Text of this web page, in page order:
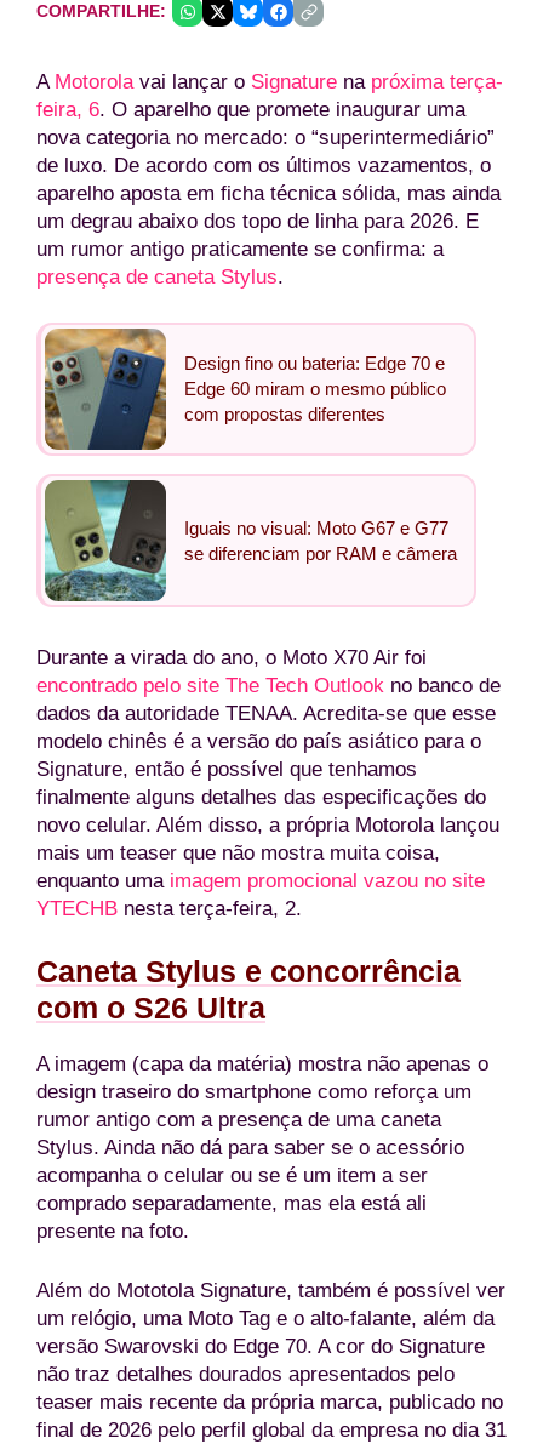
COMPARTILHE:
A Motorolavai lançar o Signature na próxima terça-
feira, 6. O aparelho que promete inaugurar uma
nova categoria no mercado: o “superintermediário”
de luxo. De acordo com os últimos vazamentos, o
aparelho aposta em ficha técnica sólida, mas ainda
um degrau abaixo dos topo de linha para 2026. E
um rumor antigo praticamente se confirma: a
presença de caneta Stylus.
Design fino ou bateria: Edge 70 e
Edge 60 miram o mesmo público
com propostas diferentes
Iguais no visual: Moto G67 e G77
se diferenciam por RAM e câmera
Durante a virada do ano, o Moto X70 Air foi
encontrado pelo site The Tech Outlook no banco de
dados da autoridade TENAA. Acredita-se que esse
modelo chinês é a versão do país asiático para o
Signature, então é possível que tenhamos
finalmente alguns detalhes das especificações do
novo celular. Além disso, a própria Motorola lançou
mais um teaser que não mostra muita coisa,
enquanto uma imagem promocional vazou no site
YTECHB nesta terça-feira, 2.
Caneta Stylus e concorrência
com o S26 Ultra
A imagem (capa da matéria) mostra não apenas o
design traseiro do smartphone como reforça um
rumor antigo com a presença de uma caneta
Stylus. Ainda não dá para saber se o acessório
acompanha o celular ou se é um item a ser
comprado separadamente, mas ela está ali
presente na foto.
Além do Mototola Signature, também é possível ver
um relógio, uma Moto Tag e o alto-falante, além da
versão Swarovski do Edge 70. A cor do Signature
não traz detalhes dourados apresentados pelo
teaser mais recente da própria marca, publicado no
final de 2026 pelo perfil global da empresa no dia 31